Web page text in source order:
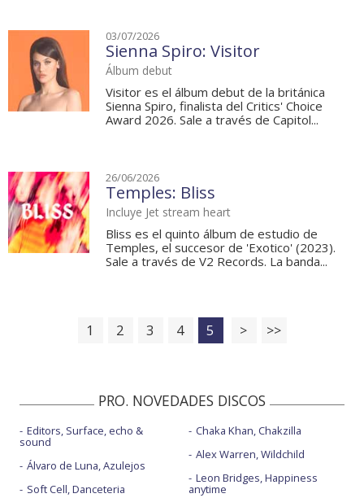
03/07/2026
Sienna Spiro: Visitor
Álbum debut
Visitor es el álbum debut de la británica
Sienna Spiro, finalista del Critics' Choice
Award 2026. Sale a través de Capitol...
26/06/2026
Temples: Bliss
Incluye Jet stream heart
Bliss es el quinto álbum de estudio de
Temples, el succesor de 'Exotico' (2023).
Sale a través de V2 Records. La banda...
1 2 3 4 5 > >>
PRO. NOVEDADES DISCOS
Editors, Surface, echo &
sound
Álvaro de Luna, Azulejos
Soft Cell, Danceteria
Chaka Khan, Chakzilla
Alex Warren, Wildchild
Leon Bridges, Happiness
anytime